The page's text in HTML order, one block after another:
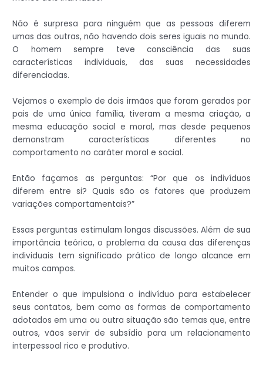
Não é surpresa para ninguém que as pessoas diferem
umas das outras, não havendo dois seres iguais no mundo.
O homem sempre teve consciência das suas
características individuais, das suas necessidades
diferenciadas.
Vejamos o exemplo de dois irmãos que foram gerados por
pais de uma única família, tiveram a mesma criação, a
mesma educação social e moral, mas desde pequenos
demonstram características diferentes no
comportamento no caráter moral e social.
Então façamos as perguntas: “Por que os indivíduos
diferem entre si? Quais são os fatores que produzem
variações comportamentais?”
Essas perguntas estimulam longas discussões. Além de sua
importância teórica, o problema da causa das diferenças
individuais tem significado prático de longo alcance em
muitos campos.
Entender o que impulsiona o indivíduo para estabelecer
seus contatos, bem como as formas de comportamento
adotados em uma ou outra situação são temas que, entre
outros, vãos servir de subsídio para um relacionamento
interpessoal rico e produtivo.